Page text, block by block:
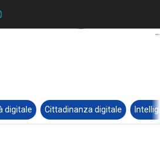
digitale Cittadinanza digitale